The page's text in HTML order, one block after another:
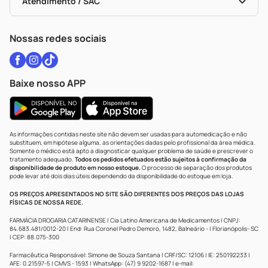
WhatsApp (47) 9202-1687
Nossas redes sociais
Baixe nosso APP
As informações contidas neste site não devem ser usadas para automedicação e não
substituem, em hipótese alguma, as orientações dadas pelo profissional da área médica.
Somente o médico está apto a diagnosticar qualquer problema de saúde e prescrever o
tratamento adequado. Todos os pedidos efetuados estão sujeitos à confirmação da
disponibilidade de produto em nosso estoque.O processo de separação dos produtos
pode levar até dois dias úteis dependendo da disponibilidade do estoque em loja.
OS PREÇOS APRESENTADOS NO SITE SÃO DIFERENTES DOS PREÇOS DAS LOJAS
FÍSICAS DE NOSSA REDE.
FARMÁCIA DROGARIA CATARINENSE | Cia Latino Americana de Medicamentos | CNPJ:
84.683.481/0012-20 | End: Rua Coronel Pedro Demoro, 1482, Balneário - | Florianópolis- SC
| CEP: 88.075-300
Farmacêutica Responsável: Simone de Souza Santana | CRF/SC: 12106 | IE: 250192233 |
AFE: 0.21597-5 | CMVS - 1593 | WhatsApp: (47) 9 9202-1687 | e-mail: